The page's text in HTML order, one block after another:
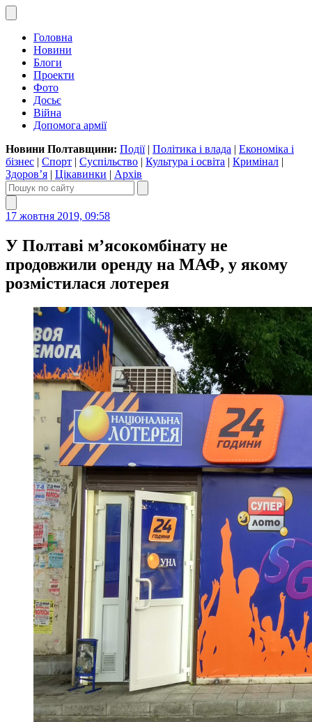
Головна
Новини
Блоги
Проекти
Фото
Досьє
Війна
Допомога армії
Новини Полтавщини: Події| Політика і влада | Економіка і
бізнес | Спорт | Суспільство | Культура і освіта | Кримінал |
Здоров’я | Цікавинки | Архів
17 жовтня 2019, 09:58
У Полтаві м’ясокомбінату не
продовжили оренду на МАФ, у якому
розмістилася лотерея